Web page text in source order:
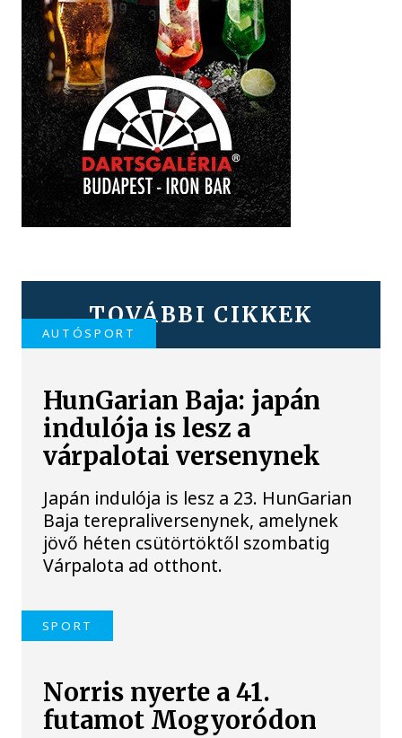
TOVÁBBI CIKKEK
AUTÓSPORT
HunGarian Baja: japán
indulója is lesz a
várpalotai versenynek
Japán indulója is lesz a 23. HunGarian
Baja terepraliversenynek, amelynek
jövő héten csütörtöktől szombatig
Várpalota ad otthont.
SPORT
Norris nyerte a 41.
futamot Mogyoródon